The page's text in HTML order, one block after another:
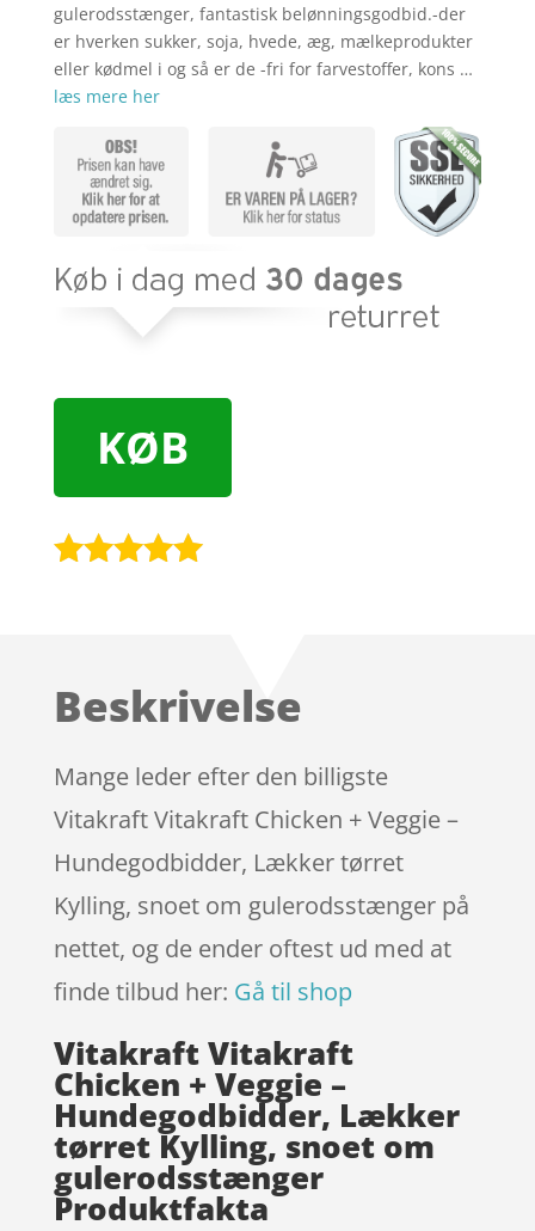
gulerodsstænger, fantastisk belønningsgodbid.-der
er hverken sukker, soja, hvede, æg, mælkeprodukter
eller kødmel i og så er de -fri for farvestoffer, kons …
læs mere her
KØB
kundebedøm
Beskrivelse
Mange leder efter den billigste
Vitakraft Vitakraft Chicken + Veggie –
Hundegodbidder, Lækker tørret
Kylling, snoet om gulerodsstænger på
nettet, og de ender oftest ud med at
finde tilbud her: Gå til shop
Vitakraft Vitakraft
Chicken + Veggie –
Hundegodbidder, Lækker
tørret Kylling, snoet om
gulerodsstænger
Produktfakta